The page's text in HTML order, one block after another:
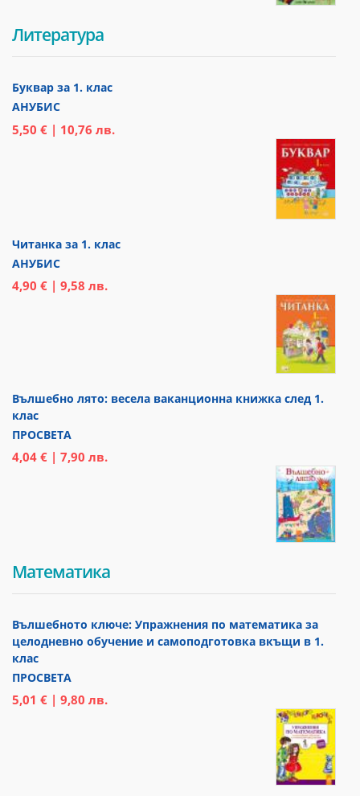
Литература
Буквар за 1. клас
АНУБИС
5,50 € | 10,76 лв.
Читанка за 1. клас
АНУБИС
4,90 € | 9,58 лв.
Вълшебно лято: весела ваканционна книжка след 1.
клас
ПРОСВЕТА
4,04 € | 7,90 лв.
Математика
Вълшебното ключе: Упражнения по математика за
целодневно обучение и самоподготовка вкъщи в 1.
клас
ПРОСВЕТА
5,01 € | 9,80 лв.